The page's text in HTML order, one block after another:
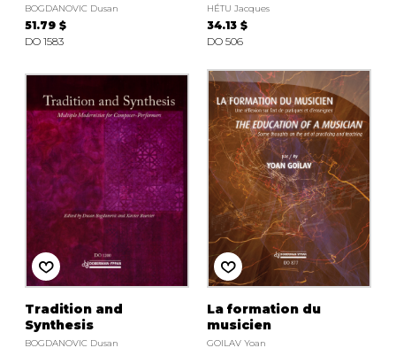
BOGDANOVIC Dusan
51.79 $
DO 1583
HÉTU Jacques
34.13 $
DO 506
Tradition and
Synthesis
BOGDANOVIC Dusan
La formation du
musicien
GOILAV Yoan